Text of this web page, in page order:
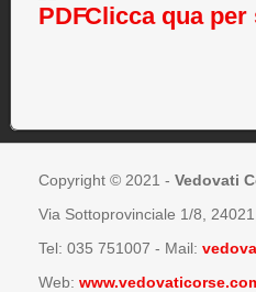
Clicca qua
Copyright © 2021 - Vedovati
Via Sottoprovinciale 1/8,
Tel: 035 751007 - Mail:
Web: